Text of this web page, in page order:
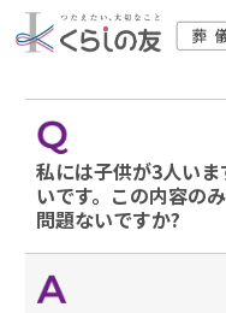
私には子供が3人い
いです。この内容の
問題ないですか?